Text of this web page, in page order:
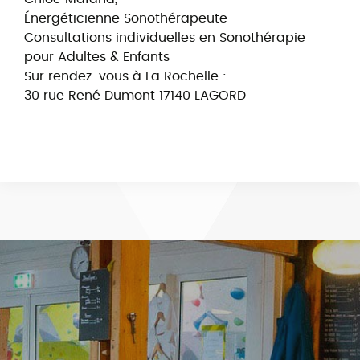
Énergéticienne Sonothérapeute
Consultations individuelles en Sonothérapie
pour Adultes & Enfants
Sur rendez-vous à La Rochelle :
30 rue René Dumont 17140 LAGORD